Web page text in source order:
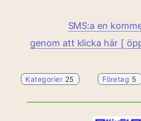
SMS:a en
genom att klicka här [
Kategorier 25 Företag 5